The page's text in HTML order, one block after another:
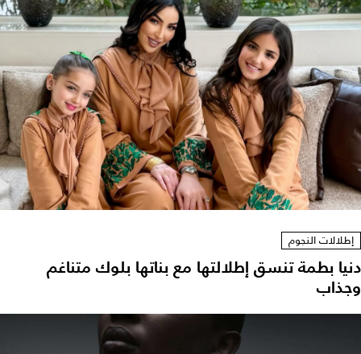
إطلالات النجوم
دنيا بطمة تنسق إطلالتها مع بناتها بلوك متناغم
وجذاب